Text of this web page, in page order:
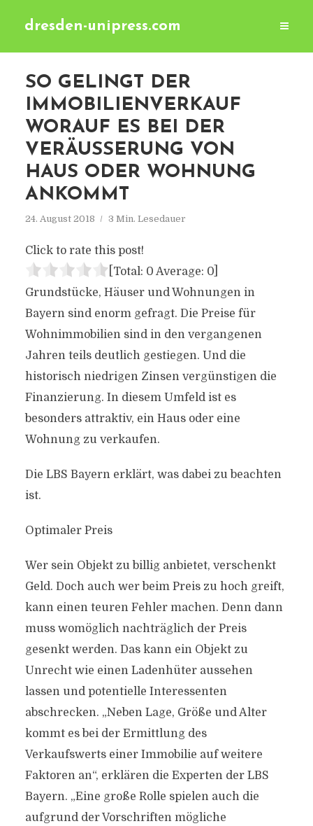
dresden-unipress.com
SO GELINGT DER
IMMOBILIENVERKAUF
WORAUF ES BEI DER
VERÄUSSERUNG VON H
AUS ODER WOHNUNG A
NKOMMT
24. August 2018 3 Min. Lesedauer
Click to rate this post!
[Total: 0 Average: 0]
Grundstücke, Häuser und Wohnungen in
Bayern sind enorm gefragt. Die Preise für
Wohnimmobilien sind in den vergangenen
Jahren teils deutlich gestiegen. Und die
historisch niedrigen Zinsen vergünstigen die
Finanzierung. In diesem Umfeld ist es
besonders attraktiv, ein Haus oder eine
Wohnung zu verkaufen.
Die LBS Bayern erklärt, was dabei zu beachten
ist.
Optimaler Preis
Wer sein Objekt zu billig anbietet, verschenkt
Geld. Doch auch wer beim Preis zu hoch greift,
kann einen teuren Fehler machen. Denn dann
muss womöglich nachträglich der Preis
gesenkt werden. Das kann ein Objekt zu
Unrecht wie einen Ladenhüter aussehen
lassen und potentielle Interessenten
abschrecken. „Neben Lage, Größe und Alter
kommt es bei der Ermittlung des
Verkaufswerts einer Immobilie auf weitere
Faktoren an“, erklären die Experten der LBS
Bayern. „Eine große Rolle spielen auch die
aufgrund der Vorschriften mögliche